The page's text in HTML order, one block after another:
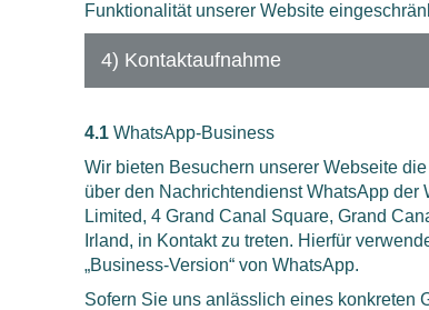
Funktionalität unserer Website
4) Kontaktaufnahme
4.1 WhatsApp-Business
Wir bieten Besuchern unserer Webseite
über den Nachrichtendienst WhatsApp der
Limited, 4 Grand Canal Square, Grand
Irland, in Kontakt zu treten. Hierfür
„Business-Version“ von WhatsApp.
Sofern Sie uns anlässlich eines konkreten